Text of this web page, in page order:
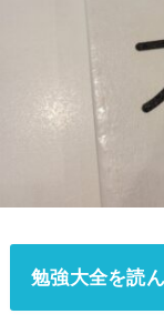
勉強大全を読